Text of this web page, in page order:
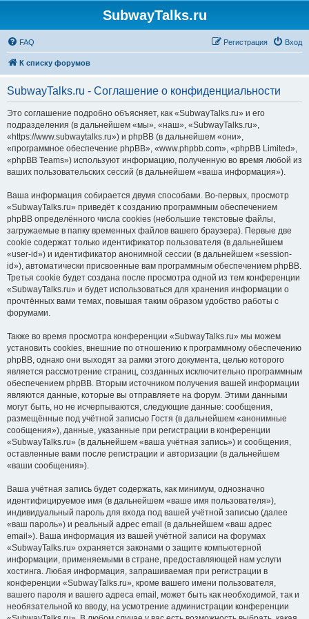
SubwayTalks.ru
FAQ Вход
Регистрация
К списку форумов
SubwayTalks.ru - Соглашение о конфиденциальности
Это соглашение подробно объясняет, как «SubwayTalks.ru» и его
подразделения (в дальнейшем «мы», «наш», «SubwayTalks.ru»,
«https://www.subwaytalks.ru») и phpBB (в дальнейшем «они»,
«программное обеспечение phpBB», «www.phpbb.com», «phpBB Limited»,
«phpBB Teams») используют информацию, полученную во время любой из
ваших пользовательских сессий (в дальнейшем «ваша информация»).
Ваша информация собирается двумя способами. Во-первых, просмотр
«SubwayTalks.ru» приведёт к созданию программным обеспечением
phpBB определённого числа cookies (небольшие текстовые файлы,
загружаемые в папку временных файлов вашего браузера). Первые две
cookie содержат только идентификатор пользователя (в дальнейшем
«user-id») и идентификатор анонимной сессии (в дальнейшем «session-
id»), автоматически присвоенные вам программным обеспечением phpBB.
Третья cookie будет создана после просмотра одной из тем конференции
«SubwayTalks.ru» и будет использоваться для хранения информации о
прочтённых вами темах, повышая таким образом удобство работы с
форумами.
Также во время просмотра конференции «SubwayTalks.ru» мы можем
установить cookies, внешние по отношению к программному обеспечению
phpBB, однако они выходят за рамки этого документа, целью которого
является рассмотрение страниц, созданных исключительно программным
обеспечением phpBB. Вторым источником получения вашей информации
являются данные, которые вы отправляете на форум. Этими данными
могут быть, но не исчерпываются, следующие данные: сообщения,
размещённые под учётной записью Гостя (в дальнейшем «анонимные
сообщения»), данные, указанные при регистрации в конференции
«SubwayTalks.ru» (в дальнейшем «ваша учётная запись») и сообщения,
оставленные вами после регистрации и авторизации (в дальнейшем
«ваши сообщения»).
Ваша учётная запись будет содержать, как минимум, однозначно
идентифицируемое имя (в дальнейшем «ваше имя пользователя»),
индивидуальный пароль для входа под вашей учётной записью (далее
«ваш пароль») и реальный адрес email (в дальнейшем «ваш адрес
email»). Ваша информация из вашей учётной записи на форумах
«SubwayTalks.ru» охраняется законами о защите компьютерной
информации, применяемыми в стране, предоставляющей нам услуги
хостинга. Любая информация, запрашиваемая при регистрации в
конференции «SubwayTalks.ru», кроме вашего имени пользователя,
вашего пароля и вашего адреса email, может быть как необходимой, так и
необязательной ко вводу, на усмотрение администрации конференции